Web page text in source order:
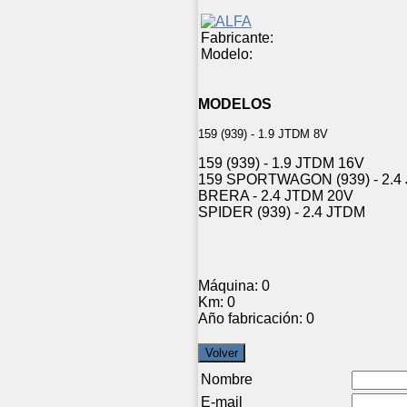
Fabricante:
Modelo:
MODELOS
159 (939) - 1.9 JTDM 8V
159 (939) - 1.9 JTDM 16V
159 SPORTWAGON (939) - 2.4
BRERA - 2.4 JTDM 20V
SPIDER (939) - 2.4 JTDM
Máquina: 0
Km: 0
Año fabricación: 0
Nombre
E-mail